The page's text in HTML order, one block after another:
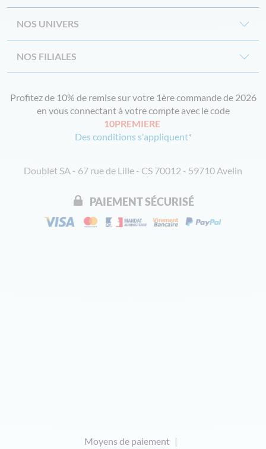
NOS UNIVERS
NOS FILIALES
Profitez de 10% de remise sur votre 1ère commande de 2026
en vous connectant à votre compte avec le code
10PREMIERE
Des conditions s'appliquent*
Doublet SA - 67 rue de Lille - CS 70012 - 59710 Avelin
PAIEMENT SÉCURISÉ
Moyens de paiement